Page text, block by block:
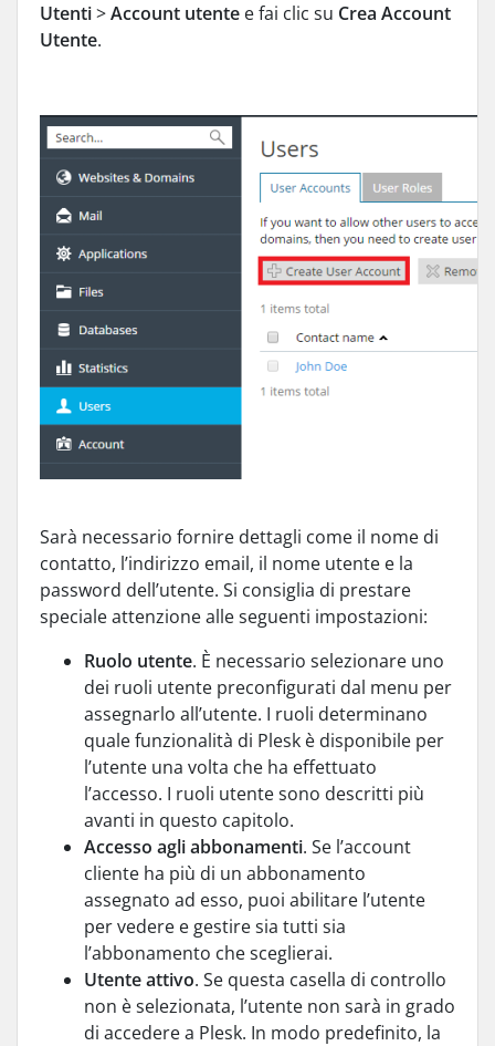
Utenti>Account utente e fai clic su Crea Account
Utente.
Sarà necessario fornire dettagli come il nome di
contatto, l’indirizzo email, il nome utente e la
password dell’utente. Si consiglia di prestare
speciale attenzione alle seguenti impostazioni:
Ruolo utente. È necessario selezionare uno
dei ruoli utente preconfigurati dal menu per
assegnarlo all’utente. I ruoli determinano
quale funzionalità di Plesk è disponibile per
l’utente una volta che ha effettuato
l’accesso. I ruoli utente sono descritti più
avanti in questo capitolo.
Accesso agli abbonamenti. Se l’account
cliente ha più di un abbonamento
assegnato ad esso, puoi abilitare l’utente
per vedere e gestire sia tutti sia
l’abbonamento che sceglierai.
Utente attivo. Se questa casella di controllo
non è selezionata, l’utente non sarà in grado
di accedere a Plesk. In modo predefinito, la